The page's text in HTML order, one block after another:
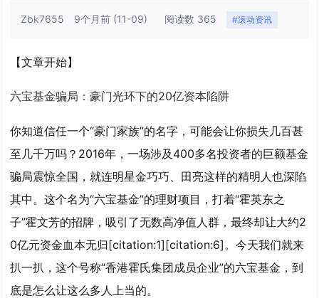
Zbk7655 9个月前 (11-09) 阅读数 365 #滚动资讯
【文章开始】
六宝基金骗局：豪门光环下的20亿资本陷阱
你知道信任一个“豪门家族”的名字，可能会让你损失几百甚
至几千万吗？2016年，一场涉及400多名投资者的巨额基金
骗局震惊全国，就连明星金巧巧、田亮这样的精明人也深陷
其中。这个名为“六宝基金”的理财项目，打着“霍英东之
子”霍文芳的招牌，吸引了无数高净值人群，最终却让大约2
0亿元资金血本无归[citation:1][citation:6]。今天我们就来
扒一扒，这个号称“香港霍氏集团成员企业”的六宝基金，到
底是怎么让这么多人上当的。